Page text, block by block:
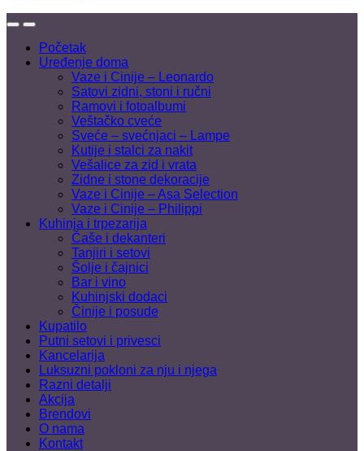
Početak
Uređenje doma
Vaze i Cinije – Leonardo
Satovi zidni, stoni i ručni
Ramovi i fotoalbumi
Veštačko cveće
Sveće – svećnjaci – Lampe
Kutije i stalci za nakit
Vešalice za zid i vrata
Zidne i stone dekoracije
Vaze i Cinije – Asa Selection
Vaze i Cinije – Philippi
Kuhinja i trpezarija
Čaše i dekanteri
Tanjiri i setovi
Šolje i čajnici
Bar i vino
Kuhinjski dodaci
Činije i posude
Kupatilo
Putni setovi i privesci
Kancelarija
Luksuzni pokloni za nju i njega
Razni detalji
Akcija
Brendovi
O nama
Kontakt